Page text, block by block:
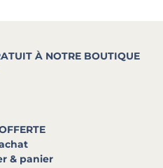
À NOTRE BOUTIQUE
& panier